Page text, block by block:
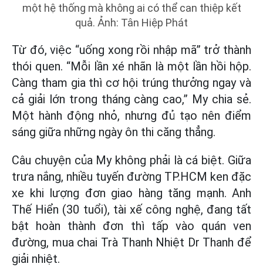
một hệ thống mà không ai có thể can thiệp kết
quả. Ảnh: Tân Hiệp Phát
Từ đó, việc “uống xong rồi nhập mã” trở thành
thói quen. “Mỗi lần xé nhãn là một lần hồi hộp.
Càng tham gia thì cơ hội trúng thưởng ngay và
cả giải lớn trong tháng càng cao,” My chia sẻ.
Một hành động nhỏ, nhưng đủ tạo nên điểm
sáng giữa những ngày ôn thi căng thẳng.
Câu chuyện của My không phải là cá biệt. Giữa
trưa nắng, nhiều tuyến đường TP.HCM ken đặc
xe khi lượng đơn giao hàng tăng mạnh. Anh
Thế Hiển (30 tuổi), tài xế công nghệ, đang tất
bật hoàn thành đơn thì tấp vào quán ven
đường, mua chai Trà Thanh Nhiệt Dr Thanh để
giải nhiệt.